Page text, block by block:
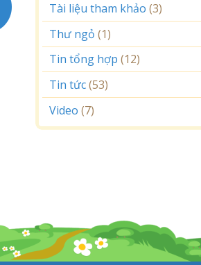
Tài liệu tham khảo (3)
Thư ngỏ (1)
Tin tổng hợp (12)
Tin tức(53)
Video (7)